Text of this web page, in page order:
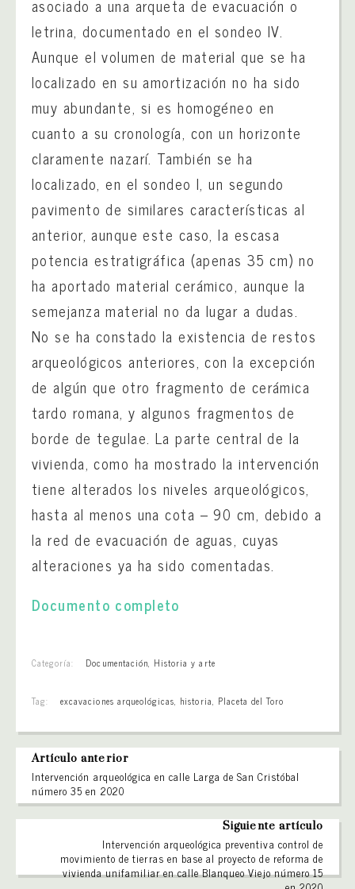
asociado a una arqueta de evacuación o
letrina, documentado en el sondeo IV.
Aunque el volumen de material que se ha
localizado en su amortización no ha sido
muy abundante, si es homogéneo en
cuanto a su cronología, con un horizonte
claramente nazarí. También se ha
localizado, en el sondeo I, un segundo
pavimento de similares características al
anterior, aunque este caso, la escasa
potencia estratigráfica (apenas 35 cm) no
ha aportado material cerámico, aunque la
semejanza material no da lugar a dudas.
No se ha constado la existencia de restos
arqueológicos anteriores, con la excepción
de algún que otro fragmento de cerámica
tardo romana, y algunos fragmentos de
borde de tegulae. La parte central de la
vivienda, como ha mostrado la intervención
tiene alterados los niveles arqueológicos,
hasta al menos una cota – 90 cm, debido a
la red de evacuación de aguas, cuyas
alteraciones ya ha sido comentadas.
Documento completo
Categoría: Documentación, Historia y arte
Tag: excavaciones arqueológicas, historia, Placeta del Toro
Artículo anterior
Intervención arqueológica en calle Larga de San Cristóbal
número 35 en 2020
Siguiente artículo
Intervención arqueológica preventiva control de
movimiento de tierras en base al proyecto de reforma de
vivienda unifamiliar en calle Blanqueo Viejo número 15